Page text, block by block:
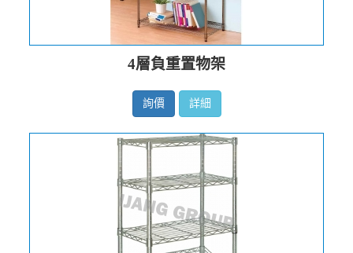
4層負重置物架
詢價 詳細